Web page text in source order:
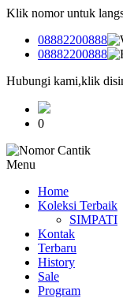
Klik nomor untuk
08882200888
08882200888
Hubungi kami,klik
0
Menu
Home
Koleksi Terbaik
SIMPATI
Kontak
Terbaru
History
Sale
Program